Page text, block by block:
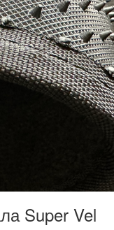
Super Vel